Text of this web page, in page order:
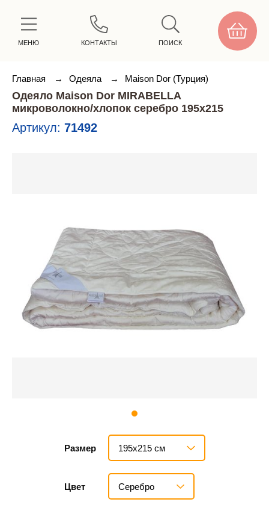
МЕНЮ КОНТАКТЫ ПОИСК
Главная → Одеяла → Maison Dor (Турция)
Одеяло Maison Dor MIRABELLA
микроволокно/хлопок серебро 195х215
Артикул: 71492
Размер 195х215 см
Цвет Серебро